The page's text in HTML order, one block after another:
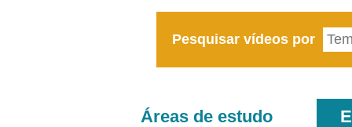
Pesquisar vídeos por
Áreas de estudo